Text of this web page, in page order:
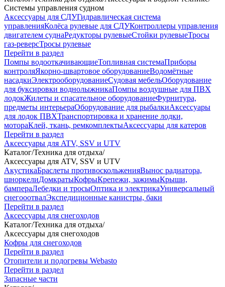
Системы управления судном
Аксессуары для СДУГидравлическая система
управленияКолёса рулевые для СДУКонтроллеры управления
двигателем суднаРедукторы рулевыеСтойки рулевыеТросы
газ-реверсТросы рулевые
Перейти в раздел
Помпы водооткачивающиеТопливная системаПриборы
контроляЯкорно-швартовое оборудованиеВодомётные
насадкиЭлектрооборудованиеСудовая мебельОборудование
для буксировки воднолыжникаПомпы воздушные для ПВХ
лодокЖилеты и спасательное оборудованиеФурнитура,
предметы интерьераОборудование для рыбалкиАксессуары
для лодок ПВХТранспортировка и хранение лодки,
мотораКлей, ткань, ремкомплектыАксессуары для катеров
Перейти в раздел
Аксессуары для ATV, SSV и UTV
Каталог/Техника для отдыха/
Аксессуары для ATV, SSV и UTV
АкустикаБраслеты противоскольженияВынос радиатора,
шноркелиДомкратыКофрыКрепежи, зажимыКрыши,
бампераЛебедки и тросыОптика и электрикаУниверсальный
снегооотвалЭкспедиционные канистры, баки
Перейти в раздел
Аксессуары для снегоходов
Каталог/Техника для отдыха/
Аксессуары для снегоходов
Кофры для снегоходов
Перейти в раздел
Отопители и подогревы Webasto
Перейти в раздел
Запасные части